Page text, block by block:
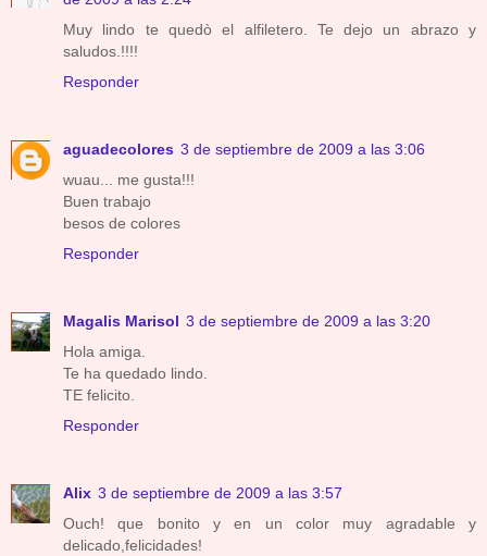
Muy lindo te quedò el alfiletero. Te dejo un abrazo y
saludos.!!!!
Responder
aguadecolores 3 de septiembre de 2009 a las 3:06
wuau... me gusta!!!
Buen trabajo
besos de colores
Responder
Magalis Marisol 3 de septiembre de 2009 a las 3:20
Hola amiga.
Te ha quedado lindo.
TE felicito.
Responder
Alix 3 de septiembre de 2009 a las 3:57
Ouch! que bonito y en un color muy agradable y
delicado,felicidades!